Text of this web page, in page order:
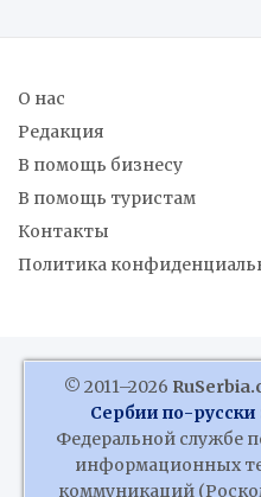
О нас
Редакция
В помощь бизнесу
В помощь туристам
Контакты
Политика
© 2011–2026
Сербии по-русски
Федеральной службе
информационных
коммуникаций